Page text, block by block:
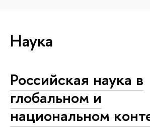
Наука
Российская наука в
глобальном и
национальном